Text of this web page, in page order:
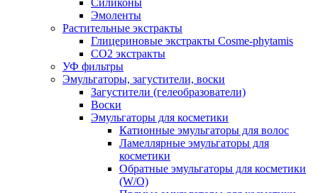
Силиконы
Эмоленты
Растительные экстракты
Глицериновые экстракты Cosme-phytamis
СО2 экстракты
УФ фильтры
Эмульгаторы, загустители, воски
Загустители (гелеобразователи)
Воски
Эмульгаторы для косметики
Катионные эмульгаторы для волос
Ламеллярные эмульгаторы для
косметики
Обратные эмульгаторы для косметики
(W/O)